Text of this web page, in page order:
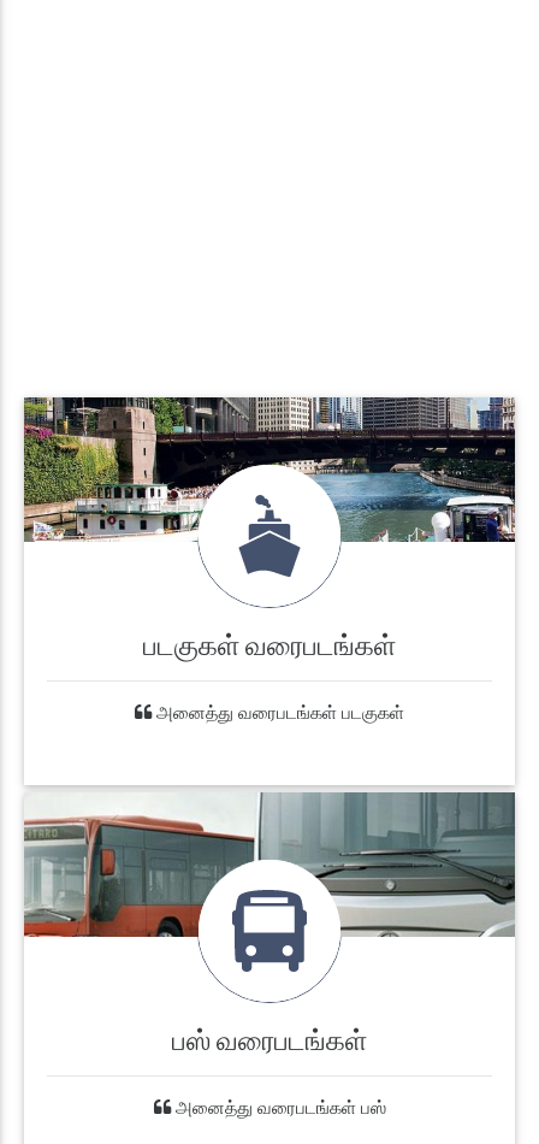
படகுகள் வரைபடங்கள்
அனைத்து வரைபடங்கள் படகுகள்
பஸ் வரைபடங்கள்
அனைத்து வரைபடங்கள் பஸ்